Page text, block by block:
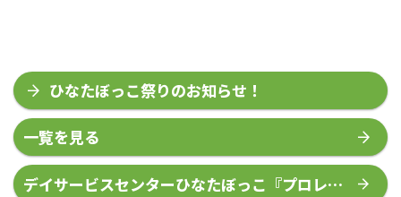
ひなたぼっこ祭りのお知らせ！
一覧を見る
デイサービスセンターひなたぼっこ『プロレス